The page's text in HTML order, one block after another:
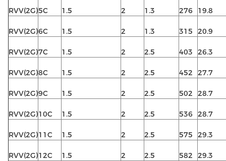
RVV(2G)5C 1.5 2 1.3 276 19.8
RVV(2G)6C 1.5 2 1.3 315 20.9
RVV(2G)7C 1.5 2 2.5 403 26.3
RVV(2G)8C 1.5 2 2.5 452 27.7
RVV(2G)9C 1.5 2 2.5 502 28.7
RVV(2G)10C 1.5 2 2.5 536 28.7
RVV(2G)11C 1.5 2 2.5 575 29.3
RVV(2G)12C 1.5 2 2.5 582 29.3